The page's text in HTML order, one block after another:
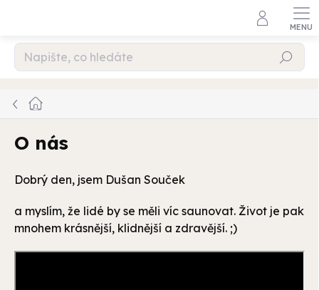
Hledat
Domů
O nás
Dobrý den, jsem Dušan Souček
a myslím, že lidé by se měli víc saunovat. Život je pak
mnohem krásnější, klidnější a zdravější. ;)